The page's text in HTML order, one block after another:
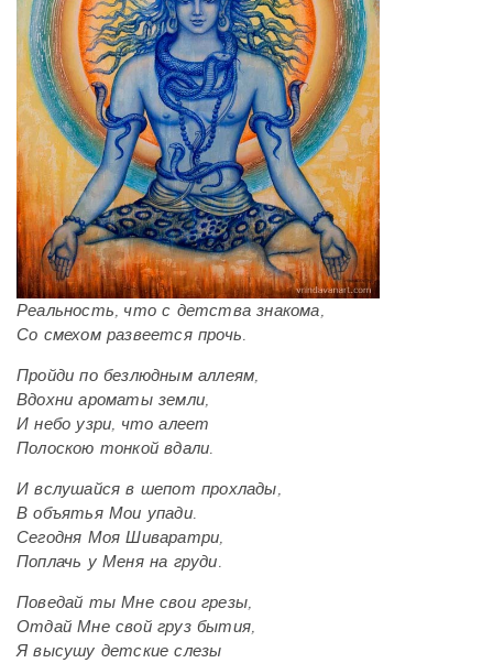
Реальность, что с детства знакома,
Со смехом развеется прочь.
Пройди по безлюдным аллеям,
Вдохни ароматы земли,
И небо узри, что алеет
Полоскою тонкой вдали.
И вслушайся в шепот прохлады,
В объятья Мои упади.
Сегодня Моя Шиваратри,
Поплачь у Меня на груди.
Поведай ты Мне свои грезы,
Отдай Мне свой груз бытия,
Я высушу детские слезы